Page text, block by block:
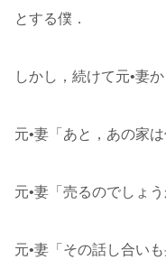
とする僕．
しかし，続けて元•妻
元•妻「あと，あの家
元•妻「売るのでしょう
元•妻「その話し合い